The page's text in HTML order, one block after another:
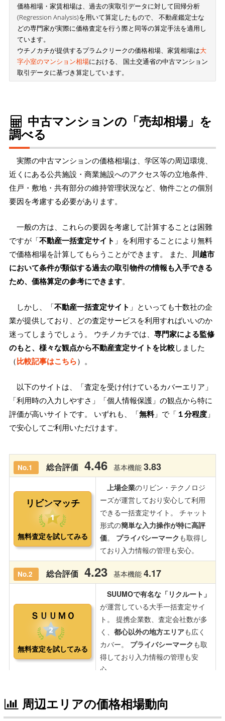
価格相場・家賃相場は、過去の実取引データに対して回帰分析
(Regression Analysis)を用いて算定したもので、 不動産鑑定士な
どの専門家が実際に価格査定を行う際と同等の算定手法を適用し
ています。
ウチノカチが提供するプラムクリークの価格相場、家賃相場は大
字小室のマンション相場における、 国土交通省の中古マンション
取引データに基づき算定しています。
中古マンションの「売却相場」を
調べる
実際の中古マンションの価格相場は、学区等の周辺環境、
近くにある公共施設・商業施設へのアクセス等の立地条件、
住戸・敷地・共有部分の維持管理状況など、物件ごとの個別
要因を考慮する必要があります。
一般の方は、これらの要因を考慮して計算することは困難
ですが「不動産一括査定サイト 」を利用することにより無料
で価格相場を計算してもらうことができます。 また、 川越市
において条件が類似する過去の取引物件の情報も入手できる
ため、価格算定の参考にできます。
しかし、「不動産一括査定サイト 」といっても十数社の企
業が提供しており、どの査定サービスを利用すればいいのか
迷ってしまうでしょう。 ウチノカチでは、 専門家による監修
のもと、様々な観点から不動産査定サイトを比較しました
（比較記事はこちら）。
以下のサイトは、「査定を受け付けているカバーエリア」
「利用時の入力しやすさ」「個人情報保護」の観点から特に
評価が高いサイトです。 いずれも、「無料」で「 １分程度 」
で安心してご利用いただけます。
周辺エリアの価格相場動向